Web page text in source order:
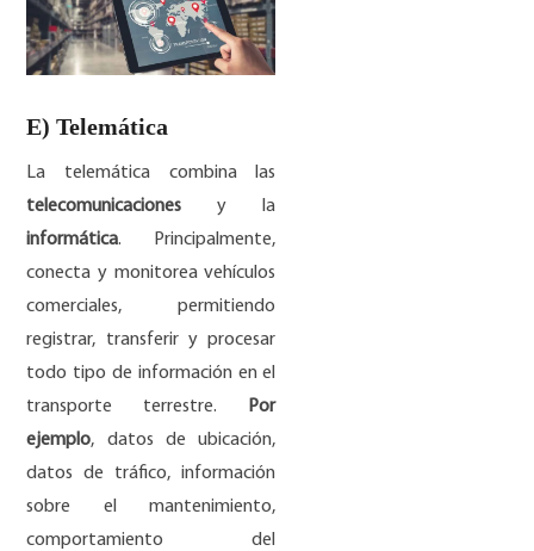
E) Telemática
La telemática combina las
telecomunicaciones y la
informática. Principalmente,
conecta y monitorea vehículos
comerciales, permitiendo
registrar, transferir y procesar
todo tipo de información en el
transporte terrestre.
Por
ejemplo, datos de ubicación,
datos de tráfico, información
sobre el mantenimiento,
comportamiento del